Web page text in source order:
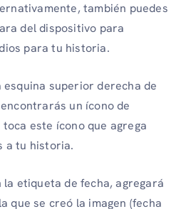
también puedes
del dispositivo para
para tu historia.
esquina superior derecha de
un ícono de
este ícono que agrega
a tu historia.
la etiqueta de fecha, agregará
que se creó la imagen (fecha